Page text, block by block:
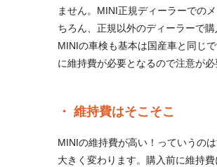
ません。MINI正規ディーラーでの
ちろん、正規以外のディーラーで
MINIの車検も基本は国産車と同じ
に維持費が必要となるので注意が必
維持費はそこそこ
MINIの維持費が高い！っていうの
大きく変わります。購入前に維持